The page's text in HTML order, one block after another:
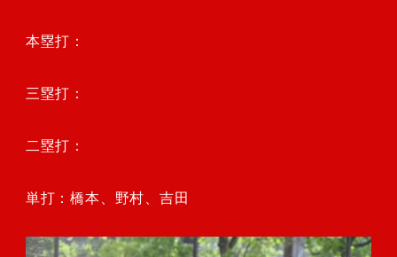
本塁打：
三塁打：
二塁打：
単打：橋本、野村、吉田